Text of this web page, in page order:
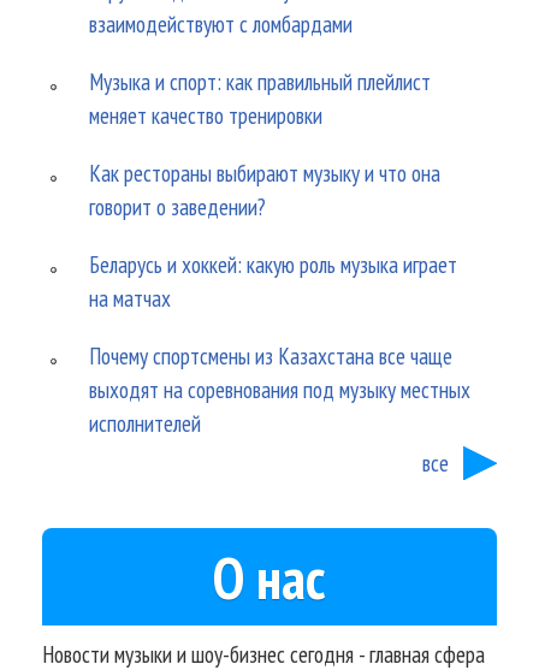
взаимодействуют с ломбардами
Музыка и спорт: как правильный плейлист
меняет качество тренировки
Как рестораны выбирают музыку и что она
говорит о заведении?
Беларусь и хоккей: какую роль музыка играет
на матчах
Почему спортсмены из Казахстана все чаще
выходят на соревнования под музыку местных
исполнителей
все
О нас
Новости музыки и шоу-бизнес сегодня - главная сфера